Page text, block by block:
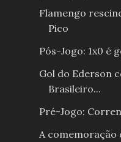
Flamengo
Pico
Pós-Jogo: 1x0 é
Gol do Ederson
Brasileiro...
Pré-Jogo:
A comemoração